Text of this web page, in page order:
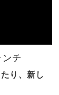
チ
り、新し